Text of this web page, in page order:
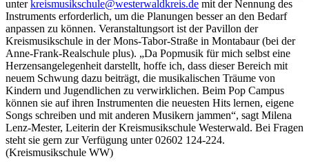
unterkreismusikschule@westerwaldkreis.de mit der Nennung des
Instruments erforderlich, um die Planungen besser an den Bedarf
anpassen zu können. Veranstaltungsort ist der Pavillon der
Kreismusikschule in der Mons-Tabor-Straße in Montabaur (bei der
Anne-Frank-Realschule plus). „Da Popmusik für mich selbst eine
Herzensangelegenheit darstellt, hoffe ich, dass dieser Bereich mit
neuem Schwung dazu beiträgt, die musikalischen Träume von
Kindern und Jugendlichen zu verwirklichen. Beim Pop Campus
können sie auf ihren Instrumenten die neuesten Hits lernen, eigene
Songs schreiben und mit anderen Musikern jammen“, sagt Milena
Lenz-Mester, Leiterin der Kreismusikschule Westerwald. Bei Fragen
steht sie gern zur Verfügung unter 02602 124-224.
(Kreismusikschule WW)